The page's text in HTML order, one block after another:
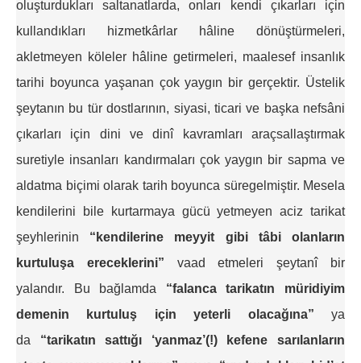
oluşturdukları saltanatlarda, onları kendi çıkarları için
kullandıkları hizmetkârlar hâline dönüştürmeleri,
akletmeyen köleler hâline getirmeleri, maalesef insanlık
tarihi boyunca yaşanan çok yaygın bir gerçektir. Üstelik
şeytanın bu tür dostlarının, siyasi, ticari ve başka nefsâni
çıkarları için dini ve dinî kavramları araçsallaştırmak
suretiyle insanları kandırmaları çok yaygın bir sapma ve
aldatma biçimi olarak tarih boyunca süregelmiştir. Mesela
kendilerini bile kurtarmaya gücü yetmeyen aciz tarikat
şeyhlerinin “kendilerine meyyit gibi tâbi olanların
kurtuluşa ereceklerini” vaad etmeleri şeytanî bir
yalandır. Bu bağlamda “falanca tarikatın müridiyim
demenin kurtuluş için yeterli olacağına” ya
da “tarikatın sattığı ‘yanmaz’(!) kefene sarılanların